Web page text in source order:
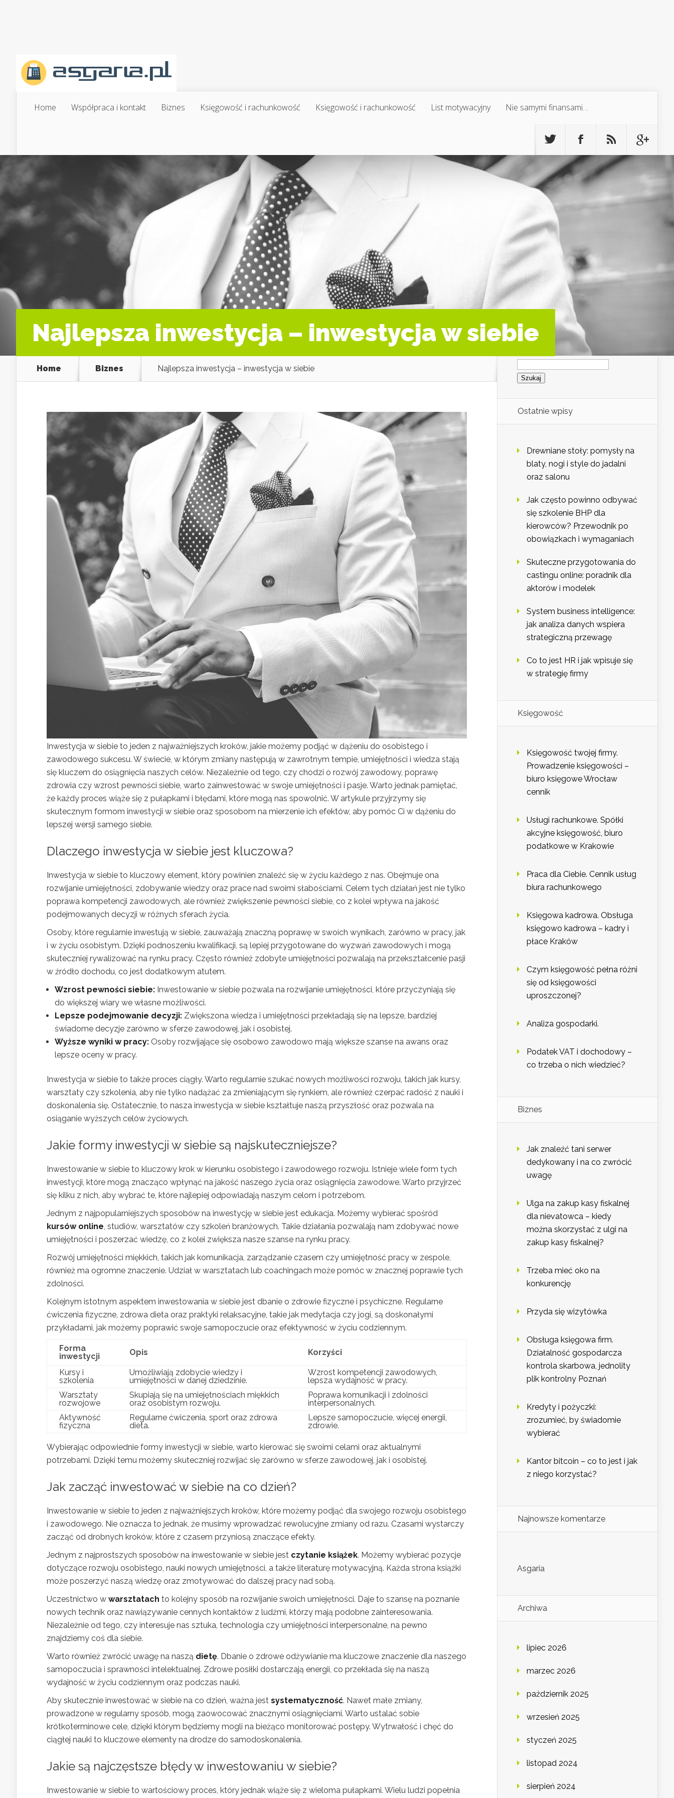
Home Współpraca i kontakt Biznes Księgowość i rachunkowość Księgowość i rachunkowość List motywacyjny Nie samymi finansami…
Najlepsza inwestycja – inwestycja w siebie
Home Biznes Najlepsza inwestycja – inwestycja w siebie
Inwestycja w siebie to jeden z najważniejszych kroków, jakie możemy podjąć w dążeniu do osobistego i
zawodowego sukcesu. W świecie, w którym zmiany następują w zawrotnym tempie, umiejętności i wiedza stają
się kluczem do osiągnięcia naszych celów. Niezależnie od tego, czy chodzi o rozwój zawodowy, poprawę
zdrowia czy wzrost pewności siebie, warto zainwestować w swoje umiejętności i pasje. Warto jednak pamiętać,
że każdy proces wiąże się z pułapkami i błędami, które mogą nas spowolnić. W artykule przyjrzymy się
skutecznym formom inwestycji w siebie oraz sposobom na mierzenie ich efektów, aby pomóc Ci w dążeniu do
lepszej wersji samego siebie.
Dlaczego inwestycja w siebie jest kluczowa?
Inwestycja w siebie to kluczowy element, który powinien znaleźć się w życiu każdego z nas. Obejmuje ona
rozwijanie umiejętności, zdobywanie wiedzy oraz prace nad swoimi słabościami. Celem tych działań jest nie tylko
poprawa kompetencji zawodowych, ale również zwiększenie pewności siebie, co z kolei wpływa na jakość
podejmowanych decyzji w różnych sferach życia.
Osoby, które regularnie inwestują w siebie, zauważają znaczną poprawę w swoich wynikach, zarówno w pracy, jak
i w życiu osobistym. Dzięki podnoszeniu kwalifikacji, są lepiej przygotowane do wyzwań zawodowych i mogą
skuteczniej rywalizować na rynku pracy. Często również zdobyte umiejętności pozwalają na przekształcenie pasji
w źródło dochodu, co jest dodatkowym atutem.
Wzrost pewności siebie: Inwestowanie w siebie pozwala na rozwijanie umiejętności, które przyczyniają się
do większej wiary we własne możliwości.
Lepsze podejmowanie decyzji: Zwiększona wiedza i umiejętności przekładają się na lepsze, bardziej
świadome decyzje zarówno w sferze zawodowej, jak i osobistej.
Wyższe wyniki w pracy: Osoby rozwijające się osobowo zawodowo mają większe szanse na awans oraz
lepsze oceny w pracy.
Inwestycja w siebie to także proces ciągły. Warto regularnie szukać nowych możliwości rozwoju, takich jak kursy,
warsztaty czy szkolenia, aby nie tylko nadążać za zmieniającym się rynkiem, ale również czerpać radość z nauki i
doskonalenia się. Ostatecznie, to nasza inwestycja w siebie kształtuje naszą przyszłość oraz pozwala na
osiąganie wyższych celów życiowych.
Jakie formy inwestycji w siebie są najskuteczniejsze?
Inwestowanie w siebie to kluczowy krok w kierunku osobistego i zawodowego rozwoju. Istnieje wiele form tych
inwestycji, które mogą znacząco wpłynąć na jakość naszego życia oraz osiągnięcia zawodowe. Warto przyjrzeć
się kilku z nich, aby wybrać te, które najlepiej odpowiadają naszym celom i potrzebom.
Jednym z najpopularniejszych sposobów na inwestycję w siebie jest edukacja. Możemy wybierać spośród
kursów online , studiów, warsztatów czy szkoleń branżowych. Takie działania pozwalają nam zdobywać nowe
umiejętności i poszerzać wiedzę, co z kolei zwiększa nasze szanse na rynku pracy.
Rozwój umiejętności miękkich, takich jak komunikacja, zarządzanie czasem czy umiejętność pracy w zespole,
również ma ogromne znaczenie. Udział w warsztatach lub coachingach może pomóc w znacznej poprawie tych
zdolności.
Kolejnym istotnym aspektem inwestowania w siebie jest dbanie o zdrowie fizyczne i psychiczne. Regularne
ćwiczenia fizyczne, zdrowa dieta oraz praktyki relaksacyjne, takie jak medytacja czy jogi, są doskonałymi
przykładami, jak możemy poprawić swoje samopoczucie oraz efektywność w życiu codziennym.
Forma
inwestycji
Opis Korzyści
Kursy i
szkolenia
Umożliwiają zdobycie wiedzy i
umiejętności w danej dziedzinie.
Wzrost kompetencji zawodowych,
lepsza wydajność w pracy.
Warsztaty
rozwojowe
Skupiają się na umiejętnościach miękkich
oraz osobistym rozwoju.
Poprawa komunikacji i zdolności
interpersonalnych.
Aktywność
fizyczna
Regularne ćwiczenia, sport oraz zdrowa
dieta.
Lepsze samopoczucie, więcej energii,
zdrowie.
Wybierając odpowiednie formy inwestycji w siebie, warto kierować się swoimi celami oraz aktualnymi
potrzebami. Dzięki temu możemy skuteczniej rozwijać się zarówno w sferze zawodowej, jak i osobistej.
Jak zacząć inwestować w siebie na co dzień?
Inwestowanie w siebie to jeden z najważniejszych kroków, które możemy podjąć dla swojego rozwoju osobistego
i zawodowego. Nie oznacza to jednak, że musimy wprowadzać rewolucyjne zmiany od razu. Czasami wystarczy
zacząć od drobnych kroków, które z czasem przyniosą znaczące efekty.
Jednym z najprostszych sposobów na inwestowanie w siebie jest czytanie książek. Możemy wybierać pozycje
dotyczące rozwoju osobistego, nauki nowych umiejętności, a także literaturę motywacyjną. Każda strona książki
może poszerzyć naszą wiedzę oraz zmotywować do dalszej pracy nad sobą.
Uczestnictwo w warsztatach to kolejny sposób na rozwijanie swoich umiejętności. Daje to szansę na poznanie
nowych technik oraz nawiązywanie cennych kontaktów z ludźmi, którzy mają podobne zainteresowania.
Niezależnie od tego, czy interesuje nas sztuka, technologia czy umiejętności interpersonalne, na pewno
znajdziemy coś dla siebie.
Warto również zwrócić uwagę na naszą dietę. Dbanie o zdrowe odżywianie ma kluczowe znaczenie dla naszego
samopoczucia i sprawności intelektualnej. Zdrowe posiłki dostarczają energii, co przekłada się na naszą
wydajność w życiu codziennym oraz podczas nauki.
Aby skutecznie inwestować w siebie na co dzień, ważna jest systematyczność. Nawet małe zmiany,
prowadzone w regularny sposób, mogą zaowocować znacznymi osiągnięciami. Warto ustalać sobie
krótkoterminowe cele, dzięki którym będziemy mogli na bieżąco monitorować postępy. Wytrwałość i chęć do
ciągłej nauki to kluczowe elementy na drodze do samodoskonalenia.
Jakie są najczęstsze błędy w inwestowaniu w siebie?
Inwestowanie w siebie to wartościowy proces, który jednak wiąże się z wieloma pułapkami. Wielu ludzi popełnia
Szukaj:
Ostatnie wpisy
Drewniane stoły: pomysły na
blaty, nogi i style do jadalni
oraz salonu
Jak często powinno odbywać
się szkolenie BHP dla
kierowców? Przewodnik po
obowiązkach i wymaganiach
Skuteczne przygotowania do
castingu online: poradnik dla
aktorów i modelek
System business intelligence:
jak analiza danych wspiera
strategiczną przewagę
Co to jest HR i jak wpisuje się
w strategię firmy
Księgowość
Księgowość twojej firmy.
Prowadzenie księgowości –
biuro księgowe Wrocław
cennik
Usługi rachunkowe. Spółki
akcyjne księgowość, biuro
podatkowe w Krakowie
Praca dla Ciebie. Cennik usług
biura rachunkowego
Księgowa kadrowa. Obsługa
księgowo kadrowa – kadry i
płace Kraków
Czym księgowość pełna różni
się od księgowości
uproszczonej?
Analiza gospodarki.
Podatek VAT i dochodowy –
co trzeba o nich wiedzieć?
Biznes
Jak znaleźć tani serwer
dedykowany i na co zwrócić
uwagę
Ulga na zakup kasy fiskalnej
dla nievatowca – kiedy
można skorzystać z ulgi na
zakup kasy fiskalnej?
Trzeba mieć oko na
konkurencję
Przyda się wizytówka
Obsługa księgowa firm.
Działalność gospodarcza
kontrola skarbowa, jednolity
plik kontrolny Poznań
Kredyty i pożyczki:
zrozumieć, by świadomie
wybierać
Kantor bitcoin – co to jest i jak
z niego korzystać?
Najnowsze komentarze
Asgaria
Archiwa
lipiec 2026
marzec 2026
październik 2025
wrzesień 2025
styczeń 2025
listopad 2024
sierpień 2024